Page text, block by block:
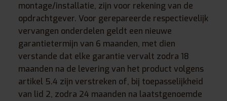
montage/installatie, zijn voor rekening van de
opdrachtgever. Voor gerepareerde respectievelijk
vervangen onderdelen geldt een nieuwe
garantietermijn van 6 maanden, met dien
verstande dat elke garantie vervalt zodra 18
maanden na de levering van het product volgens
artikel 5.4 zijn verstreken of, bij toepasselijkheid
van lid 2, zodra 24 maanden na laatstgenoemde